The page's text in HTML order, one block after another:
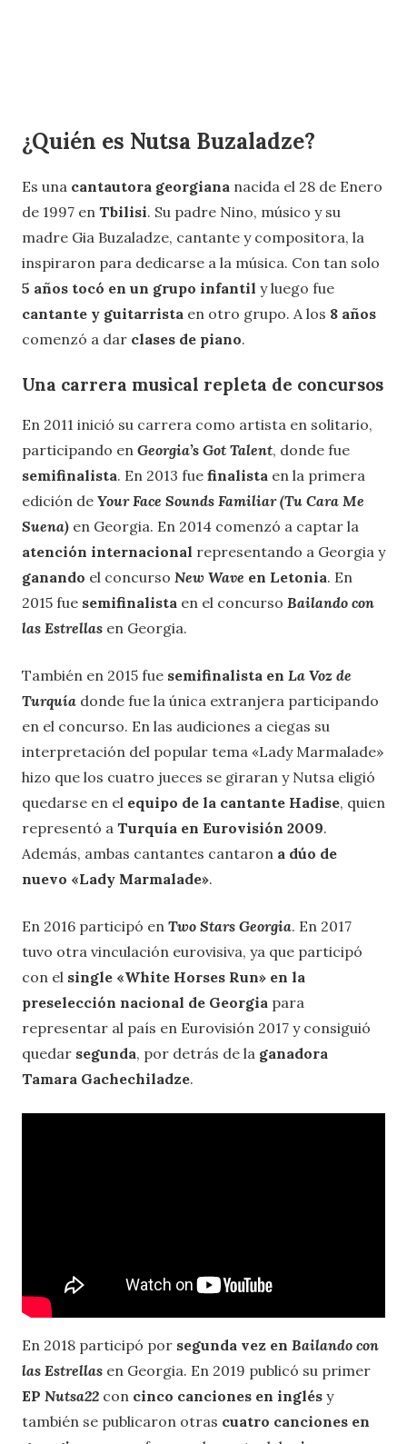
¿Quién es Nutsa Buzaladze?
Es una cantautora georgiana nacida el 28 de Enero
de 1997 en Tbilisi. Su padre Nino, músico y su
madre Gia Buzaladze, cantante y compositora, la
inspiraron para dedicarse a la música. Con tan solo
5 años tocó en un grupo infantil y luego fue
cantante y guitarrista en otro grupo. A los 8 años
comenzó a dar clases de piano.
Una carrera musical repleta de concursos
En 2011 inició su carrera como artista en solitario,
participando en Georgia’s Got Talent, donde fue
semifinalista. En 2013 fue finalista en la primera
edición de Your Face Sounds Familiar (Tu Cara Me
Suena) en Georgia. En 2014 comenzó a captar la
atención internacional representando a Georgia y
ganando el concurso New Wave en Letonia. En
2015 fue semifinalista en el concurso Bailando con
las Estrellas en Georgia.
También en 2015 fue semifinalista en La Voz de
Turquía donde fue la única extranjera participando
en el concurso. En las audiciones a ciegas su
interpretación del popular tema «Lady Marmalade»
hizo que los cuatro jueces se giraran y Nutsa eligió
quedarse en el equipo de la cantante Hadise, quien
representó a Turquía en Eurovisión 2009.
Además, ambas cantantes cantaron a dúo de
nuevo «Lady Marmalade».
En 2016 participó en Two Stars Georgia. En 2017
tuvo otra vinculación eurovisiva, ya que participó
con el single «White Horses Run» en la
preselección nacional de Georgia para
representar al país en Eurovisión 2017 y consiguió
quedar segunda, por detrás de la ganadora
Tamara Gachechiladze.
En 2018 participó por segunda vez en Bailando con
las Estrellas en Georgia. En 2019 publicó su primer
EP Nutsa22 con cinco canciones en inglés y
también se publicaron otras cuatro canciones en